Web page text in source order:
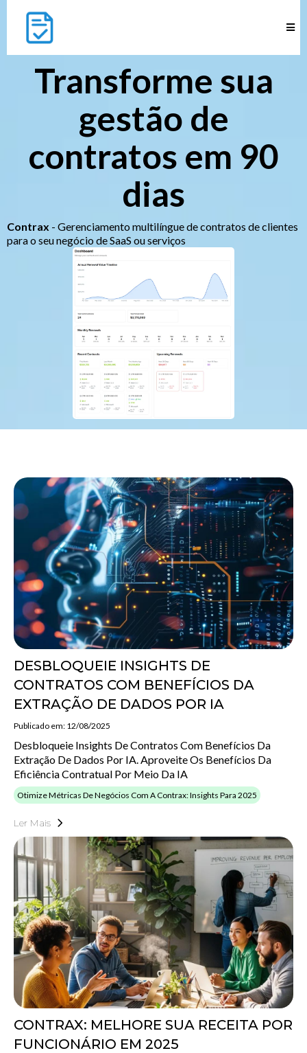
Transforme sua
gestão de
contratos em 90
dias
Contrax - Gerenciamento multilíngue de contratos de clientes
para o seu negócio de SaaS ou serviços
DESBLOQUEIE INSIGHTS DE
CONTRATOS COM BENEFÍCIOS DA
EXTRAÇÃO DE DADOS POR IA
Publicado em: 12/08/2025
Desbloqueie Insights De Contratos Com Benefícios Da
Extração De Dados Por IA. Aproveite Os Benefícios Da
Eficiência Contratual Por Meio Da IA
Otimize Métricas De Negócios Com A Contrax: Insights Para 2025
Ler Mais
CONTRAX: MELHORE SUA RECEITA POR
FUNCIONÁRIO EM 2025